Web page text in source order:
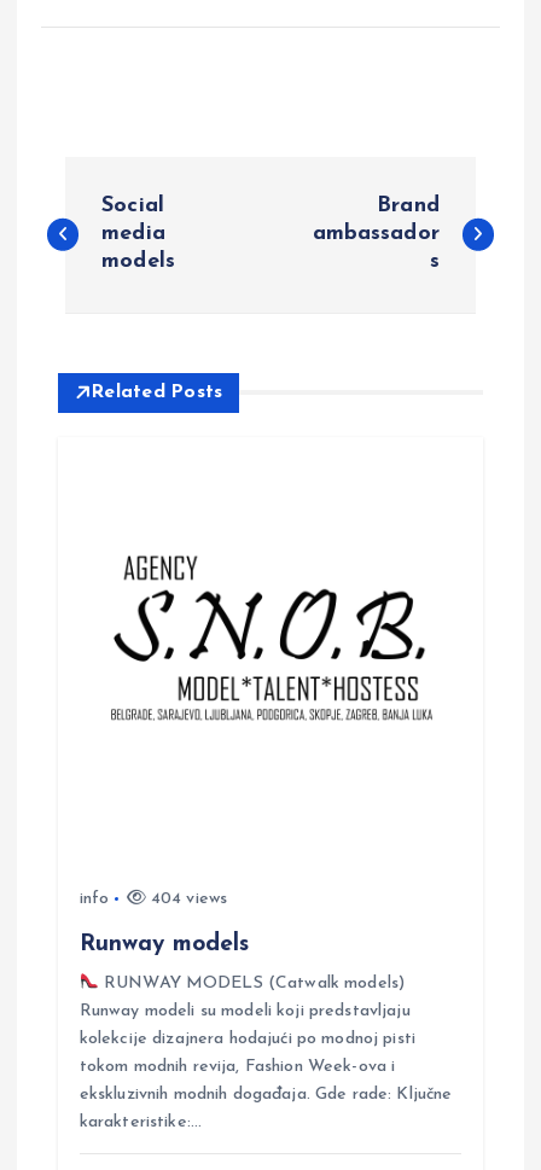
o
t
n
Social
media
models
Brand
ambassador
s
Related Posts
info 404 views
Runway models
RUNWAY MODELS (Catwalk models)
Runway modeli su modeli koji predstavljaju
kolekcije dizajnera hodajući po modnoj pisti
tokom modnih revija, Fashion Week-ova i
ekskluzivnih modnih događaja. Gde rade: Ključne
karakteristike:…